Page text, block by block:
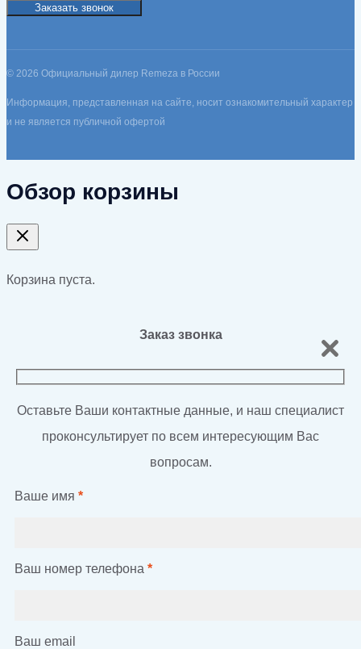
Заказать звонок
© 2026 Официальный дилер Remeza в России
Информация, представленная на сайте, носит ознакомительный характер
и не является публичной офертой
Обзор корзины
Корзина пуста.
Заказ звонка
Оставьте Ваши контактные данные, и наш специалист
проконсультирует по всем интересующим Вас
вопросам.
Ваше имя *
Ваш номер телефона *
Ваш email